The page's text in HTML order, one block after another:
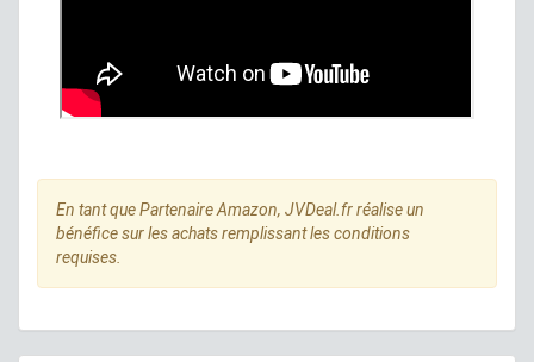
En tant que Partenaire Amazon, JVDeal.fr réalise un
bénéfice sur les achats remplissant les conditions
requises.